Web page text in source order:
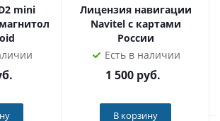
крошки, и при протирании
радио еще и потреблять HD
mini
Лицензия навигации
Navitel с картами
России
Есть в наличии
1 500 руб.
В корзину